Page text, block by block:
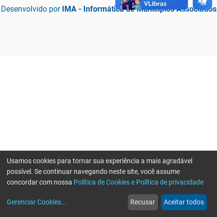
Desenvolvido por IMA - Informática de Municípios Associados
web
Notícias
more_horiz
Mais
Usamos cookies para tornar sua experiência a mais agradável
possível. Se continuar navegando neste site, você assume
concordar com nossa Política de Cookies e Política de privacidade
Gerenciar Cookies... Recusar Aceitar todos
Erro ao enviar informações, por favor tente novamente